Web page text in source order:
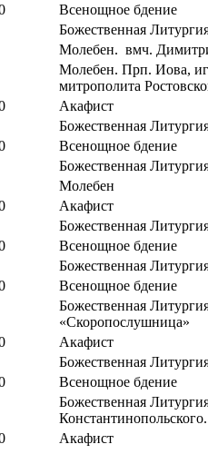
Всенощное бдение
Божественная
Молебен. вмч.
Молебен. Прп. Иова,
митрополита
Акафист
Божественная
Всенощное бдение
Божественная
Молебен
Акафист
Божественная
Всенощное бдение
Божественная
Всенощное бдение
Божественная
«Скоропослушница»
Акафист
Божественная
Всенощное бдение
Божественная
Константинопольского.
Акафист